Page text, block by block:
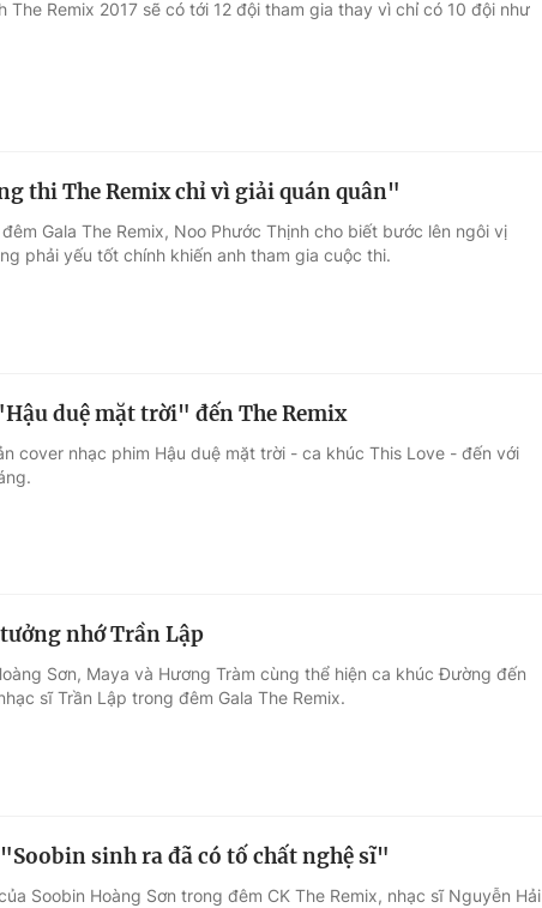
The Remix 2017 sẽ có tới 12 đội tham gia thay vì chỉ có 10 đội như
thi The Remix chỉ vì giải quán quân"
Gala The Remix, Noo Phước Thịnh cho biết bước lên ngôi vị
phải yếu tốt chính khiến anh tham gia cuộc thi.
duệ mặt trời" đến The Remix
cover nhạc phim Hậu duệ mặt trời - ca khúc This Love - đến với
nhớ Trần Lập
Sơn, Maya và Hương Tràm cùng thể hiện ca khúc Đường đến
sĩ Trần Lập trong đêm Gala The Remix.
sinh ra đã có tố chất nghệ sĩ"
Soobin Hoàng Sơn trong đêm CK The Remix, nhạc sĩ Nguyễn Hải